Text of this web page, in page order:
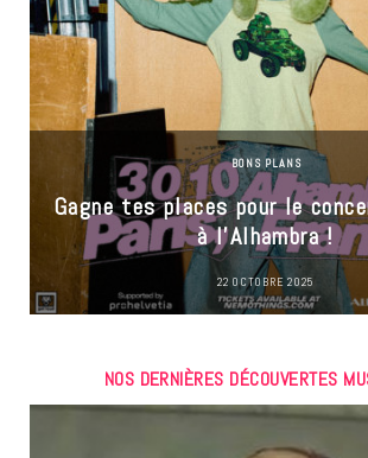
BONS PLANS
Gagne tes places pour le
à l’Alhambra !
22 OCTOBRE 2025
NOS DERNIÈRES DÉCOUVERTES